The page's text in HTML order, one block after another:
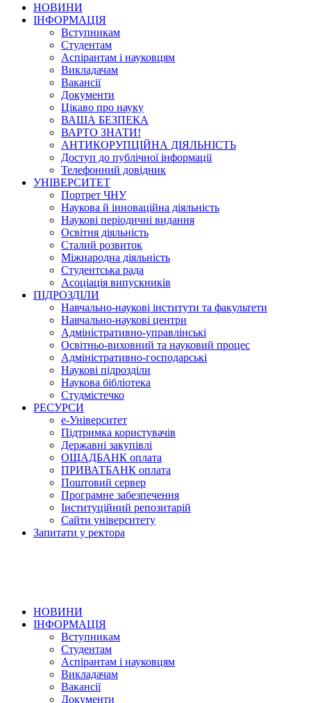
НОВИНИ
ІНФОРМАЦІЯ
Вступникам
Студентам
Аспірантам і науковцям
Викладачам
Вакансії
Документи
Цікаво про науку
ВАША БЕЗПЕКА
ВАРТО ЗНАТИ!
АНТИКОРУПЦІЙНА ДІЯЛЬНІСТЬ
Доступ до публічної інформації
Телефонний довідник
УНІВЕРСИТЕТ
Портрет ЧНУ
Наукова й інноваційна діяльність
Наукові періодичні видання
Освітня діяльність
Сталий розвиток
Міжнародна діяльність
Студентська рада
Асоціація випускників
ПІДРОЗДІЛИ
Навчально-наукові інститути та факультети
Навчально-наукові центри
Адміністративно-управлінські
Освітньо-виховний та науковий процес
Адміністративно-господарські
Наукові підрозділи
Наукова бібліотека
Студмістечко
РЕСУРСИ
е-Університет
Підтримка користувачів
Державні закупівлі
ОЩАДБАНК оплата
ПРИВАТБАНК оплата
Поштовий сервер
Програмне забезпечення
Інституційний репозитарій
Сайти університету
Запитати у ректора
НОВИНИ
ІНФОРМАЦІЯ
Вступникам
Студентам
Аспірантам і науковцям
Викладачам
Вакансії
Документи